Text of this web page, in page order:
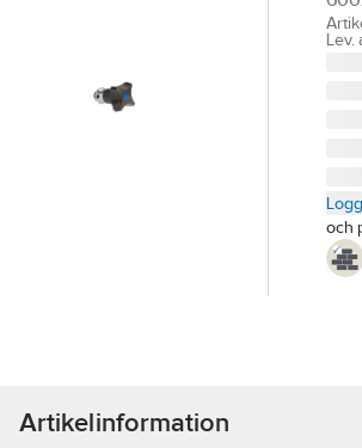
Lev.
och
Artikelinformation